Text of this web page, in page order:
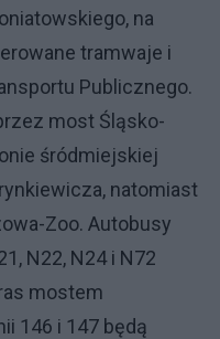
na
tramwaje i
Publicznego.
most Śląsko-
śródmiejskiej
natomiast
Zoo. Autobusy
N22, N24 i N72
mostem
146 i 147 będą